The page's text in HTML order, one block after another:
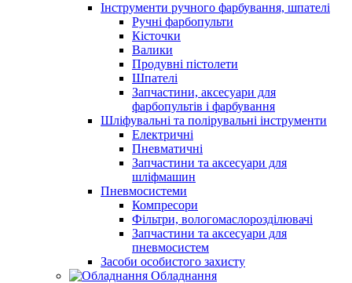
Інструменти ручного фарбування, шпателі
Ручні фарбопульти
Кісточки
Валики
Продувні пістолети
Шпателі
Запчастини, аксесуари для
фарбопультів і фарбування
Шліфувальні та полірувальні інструменти
Електричні
Пневматичні
Запчастини та аксесуари для
шліфмашин
Пневмосистеми
Компресори
Фільтри, вологомаслорозділювачі
Запчастини та аксесуари для
пневмосистем
Засоби особистого захисту
Обладнання